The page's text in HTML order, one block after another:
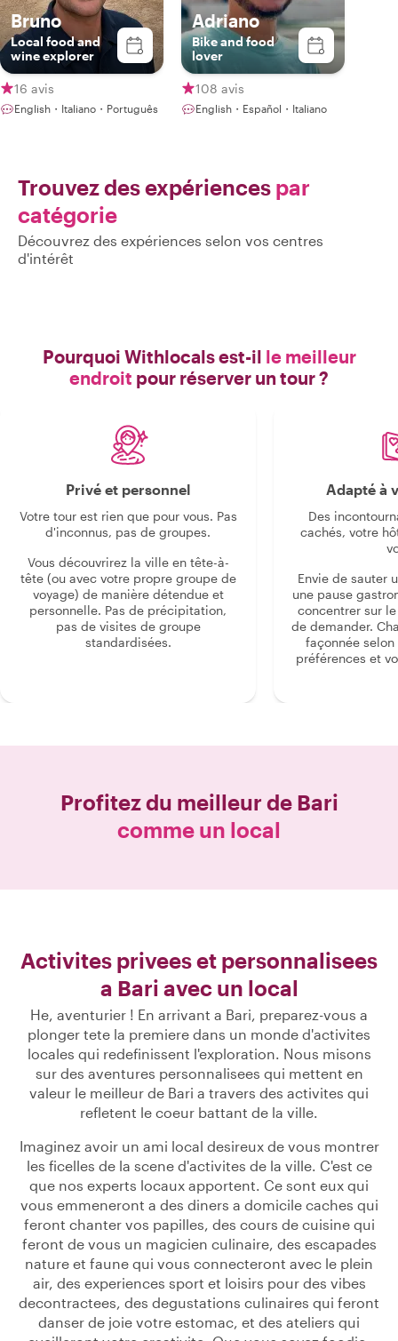
Bruno
Local food and
wine explorer
16 avis
English・Italiano・Português
Adriano
Bike and food
lover
108 avis
English・Español・Italiano
Trouvez des expériences par
catégorie
Découvrez des expériences selon vos centres
d'intérêt
Pourquoi Withlocals est-il le meilleur
endroit pour réserver un tour ?
Privé et personnel
Votre tour est rien que pour vous. Pas
d'inconnus, pas de groupes.
Vous découvrirez la ville en tête-à-
tête (ou avec votre propre groupe de
voyage) de manière détendue et
personnelle. Pas de précipitation,
pas de visites de groupe
standardisées.
Adapté à
Des
cachés, votre
Envie de sauter
une pause
concentrer sur
de demander.
façonnée
préférences et
Profitez du meilleur de Bari
comme un local
Activites privees et personnalisees
a Bari avec un local
He, aventurier ! En arrivant a Bari, preparez-vous a
plonger tete la premiere dans un monde d'activites
locales qui redefinissent l'exploration. Nous misons
sur des aventures personnalisees qui mettent en
valeur le meilleur de Bari a travers des activites qui
refletent le coeur battant de la ville.
Imaginez avoir un ami local desireux de vous montrer
les ficelles de la scene d'activites de la ville. C'est ce
que nos experts locaux apportent. Ce sont eux qui
vous emmeneront a des diners a domicile caches qui
feront chanter vos papilles, des cours de cuisine qui
feront de vous un magicien culinaire, des escapades
nature et faune qui vous connecteront avec le plein
air, des experiences sport et loisirs pour des vibes
decontractees, des degustations culinaires qui feront
danser de joie votre estomac, et des ateliers qui